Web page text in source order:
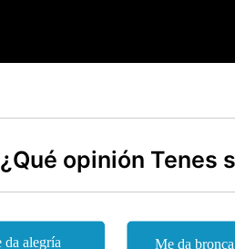
¿Qué opinión Tenes